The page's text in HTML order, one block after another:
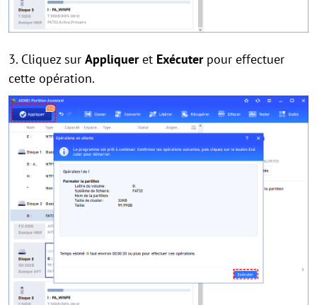
3. Cliquez sur Appliqueret Exécuterpour effectuer
cette opération.